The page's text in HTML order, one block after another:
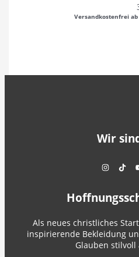
Versandkostenfrei ab
Wir
Als neues christliches
inspirierende Bekleidung
Glauben stilvoll